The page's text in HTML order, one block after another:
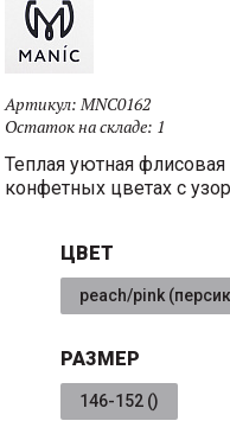
Артикул:MNC0162
Остаток на складе: 1
Теплая уютная
конфетных цветах с
ЦВЕТ
peach/pink
РАЗМЕР
146-152 ()